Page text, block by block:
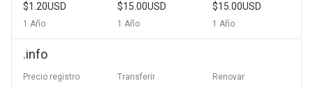
$1.20USD
1 Año
$15.00USD
1 Año
$15.00USD
1 Año
.info
Precio registro Transferir Renovar